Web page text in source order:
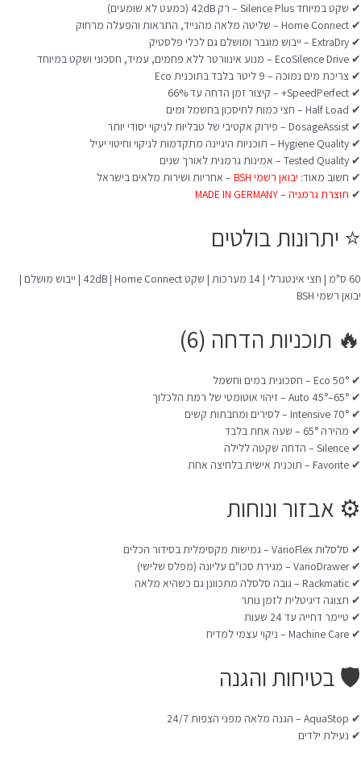
✔ שקט במיוחד Silence Plus – רק 42dB (כמעט לא שומעים)
✔ Home Connect – שליטה מלאה מהנייד, התראות והפעלה מרחוק
✔ ExtraDry – ייבוש מוגבר ומושלם גם לכלי פלסטיק
✔ EcoSilence Drive – מנוע אינוורטר ללא פחמים, עמיד, חסכוני ושקט במיוחד
✔ צריכת מים נמוכה – 9 ליטר בלבד בתוכנית Eco
✔ SpeedPerfect+ – קיצור זמן הדחה עד 66%
✔ Half Load – חצי כמות לחיסכון בחשמל ומים
✔ DosageAssist – פירוק אקטיבי של טבליות לניקוי יסודי יותר
✔ Hygiene Quality – תוכניות היגיינה מתקדמות לניקוי וחיטוי יעיל
✔ Tested Quality – אמינות גרמנית לאורך שנים
✔ חשוב מאוד: יבואן רשמי BSH
– אחריות ושירות מלאים בישראל
✔ תוצרת גרמניה – MADE IN GERMANY
⭐ יתרונות בולטים
60 ס"מ | חצי אינטגרלי | 14 מערכות | שקט 42dB | Home Connect | ייבוש מושלם |
יבואן רשמי BSH
🔥 תוכניות הדחה (6)
✔ Eco 50° – חסכונית במים וחשמל
✔ Auto 45°–65° – זיהוי אוטומטי של רמת הלכלוך
✔ Intensive 70° – לסירים ומחבתות קשים
✔ מהירה 65° – שעה אחת בלבד
✔ Silence – הדחה שקטה ללילה
✔ Favorite – תוכנית אישית בלחיצה אחת
⚙️ אבזור ונוחות
✔ סלסלות VarioFlex – גמישות מקסימלית בסידור הכלים
✔ VarioDrawer – מגירת סכו"ם עליונה (מפלס שלישי)
✔ Rackmatic – גובה סלסלה מתכוונן גם כשהיא מלאה
✔ תצוגה דיגיטלית לזמן נותר
✔ טיימר דחייה עד 24 שעות
✔ Machine Care – ניקוי עצמי למדיח
🛡️ בטיחות והגנה
✔ AquaStop – הגנה מלאה מפני הצפות 24/7
✔ נעילת ילדים